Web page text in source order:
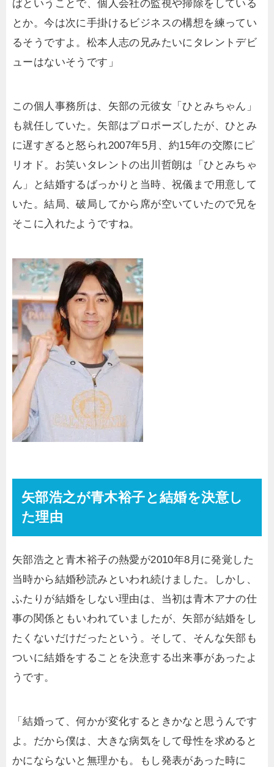
ばということで、個人会社の監視や掃除をしている
とか。今は次に手掛けるビジネスの構想を練ってい
るそうですよ。松本人志の兄みたいにタレントデビ
ューはないそうです」
この個人事務所は、矢部の元彼女「ひとみちゃん」
も就任していた。矢部はプロポーズしたが、ひとみ
に遅すぎると怒られ2007年5月、約15年の交際にピ
リオド。お笑いタレントの出川哲朗は「ひとみちゃ
ん」と結婚するばっかりと当時、祝儀まで用意して
いた。結局、破局してから席が空いていたので兄を
そこに入れたようですね。
矢部浩之が青木裕子と結婚を決意し
た理由
矢部浩之と青木裕子の熱愛が2010年8月に発覚した
当時から結婚秒読みといわれ続けました。しかし、
ふたりが結婚をしない理由は、当初は青木アナの仕
事の関係ともいわれていましたが、矢部が結婚をし
たくないだけだったという。そして、そんな矢部も
ついに結婚をすることを決意する出来事があったよ
うです。
「結婚って、何かが変化するときかなと思うんです
よ。だから僕は、大きな病気をして母性を求めると
かにならないと無理かも。もし発表があった時に